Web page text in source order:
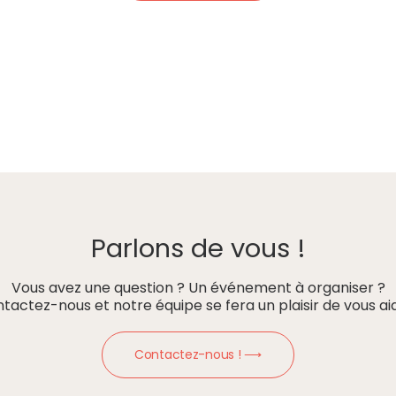
Parlons de vous !
Vous avez une question ? Un événement à organiser ?
nous et notre équipe se fera un plaisir de vous
Contactez-nous ! ⟶